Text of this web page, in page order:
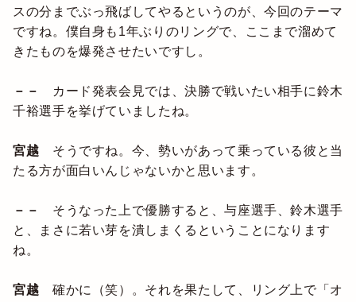
スの分までぶっ飛ばしてやるというのが、今回のテーマ
ですね。僕自身も1年ぶりのリングで、ここまで溜めて
きたものを爆発させたいですし。
－－
カード発表会見では、決勝で戦いたい相手に鈴木
千裕選手を挙げていましたね。
宮越 そうですね。今、勢いがあって乗っている彼と当
たる方が面白いんじゃないかと思います。
－－ そうなった上で優勝すると、与座選手、鈴木選手
と、まさに若い芽を潰しまくるということになります
ね。
宮越 確かに（笑）。それを果たして、リング上で「オ